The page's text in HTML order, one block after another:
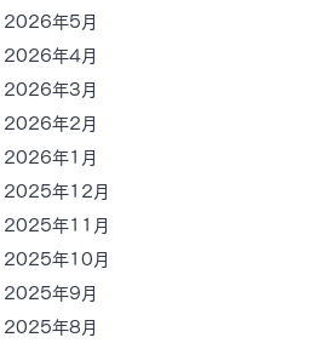
2026年5月
2026年4月
2026年3月
2026年2月
2026年1月
2025年12月
2025年11月
2025年10月
2025年9月
2025年8月